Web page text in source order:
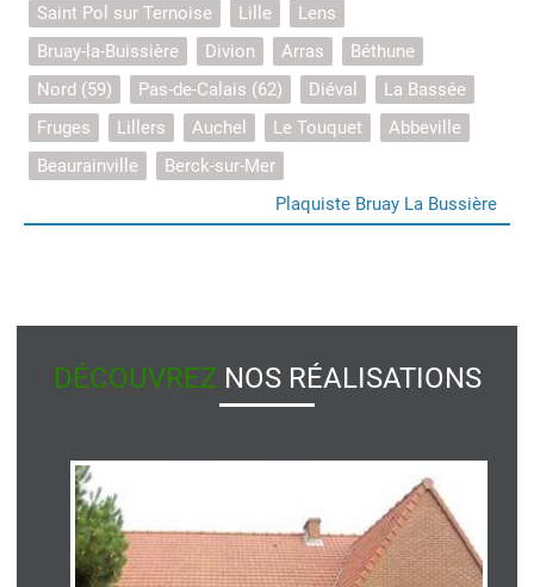
Saint Pol sur Ternoise Lille
Lens
Bruay-la-Buissière
Divion Arras
Béthune
Nord (59)
Pas-de-Calais (62) Diéval
La Bassée
Fruges
Lillers Auchel Le Touquet
Abbeville
Beaurainville
Berck-sur-Mer
Plaquiste Bruay La Bussière
DÉCOUVREZNOS RÉALISATIONS